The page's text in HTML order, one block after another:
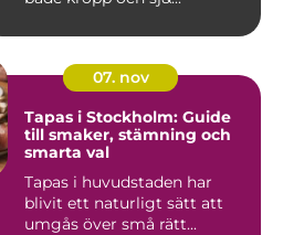
07. nov
Tapas i Stockholm: Guide
till smaker, stämning och
smarta val
Tapas i huvudstaden har
blivit ett naturligt sätt att
umgås över små rätt...